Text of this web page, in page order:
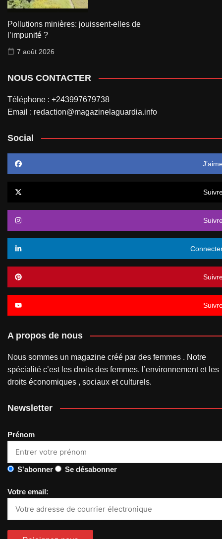
Pollutions minières: jouissent-elles de
l’impunité ?
7 août 2026
NOUS CONTACTER
Téléphone : +243997679738
Email : redaction@magazinelaguardia.info
Social
A propos de nous
Nous sommes un magazine créé par des femmes . Notre
spécialité c’est les droits des femmes, l’environnement et les
droits économiques , sociaux et culturels.
Newsletter
Prénom
S'abonner Se désabonner
Votre email: